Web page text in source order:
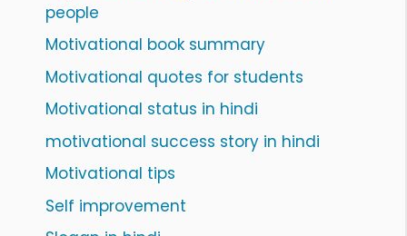
people
Motivational book summary
Motivational quotes for students
Motivational status in hindi
motivational success story in hindi
Motivational tips
Self improvement